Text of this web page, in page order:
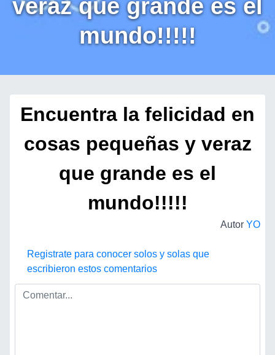
veraz que grande es el
mundo!!!!!
Encuentra la felicidad en
cosas pequeñas y veraz
que grande es el
mundo!!!!!
Autor YO
Registrate para conocer solos y solas que
escribieron estos comentarios